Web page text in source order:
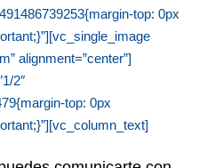
top: 0px
alignment=”center”]
2″
top: 0px